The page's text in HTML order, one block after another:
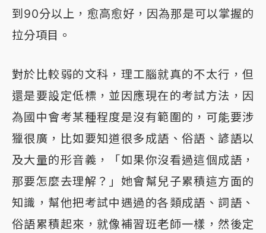
到90分以上，愈高愈好，因為那是可以掌握的
拉分項目。
對於比較弱的文科，理工腦就真的不太行，但
還是要設定低標，並因應現在的考試方法，因
為國中會考某種程度是沒有範圍的，可能要涉
獵很廣，比如要知道很多成語、俗語、諺語以
及大量的形音義，「如果你沒看過這個成語，
那要怎麼去理解？」她會幫兒子累積這方面的
知識，幫他把考試中遇過的各類成語、詞語、
俗語累積起來，就像補習班老師一樣，然後定